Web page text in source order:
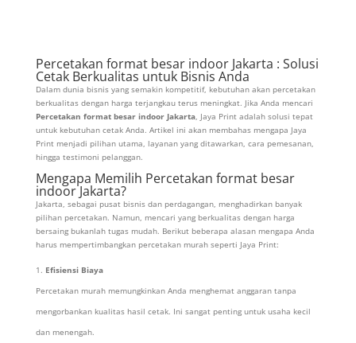
Percetakan format besar indoor Jakarta : Solusi
Cetak Berkualitas untuk Bisnis Anda
Dalam dunia bisnis yang semakin kompetitif, kebutuhan akan percetakan
berkualitas dengan harga terjangkau terus meningkat. Jika Anda mencari
Percetakan format besar indoor Jakarta, Jaya Print adalah solusi tepat
untuk kebutuhan cetak Anda. Artikel ini akan membahas mengapa Jaya
Print menjadi pilihan utama, layanan yang ditawarkan, cara pemesanan,
hingga testimoni pelanggan.
Mengapa Memilih Percetakan format besar
indoor Jakarta?
Jakarta, sebagai pusat bisnis dan perdagangan, menghadirkan banyak
pilihan percetakan. Namun, mencari yang berkualitas dengan harga
bersaing bukanlah tugas mudah. Berikut beberapa alasan mengapa Anda
harus mempertimbangkan percetakan murah seperti Jaya Print:
Efisiensi Biaya
Percetakan murah memungkinkan Anda menghemat anggaran tanpa
mengorbankan kualitas hasil cetak. Ini sangat penting untuk usaha kecil
dan menengah.